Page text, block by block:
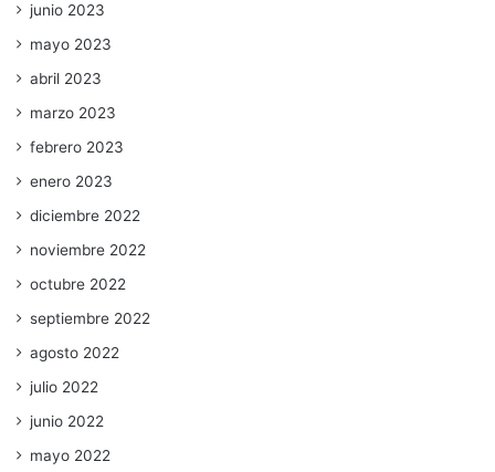
junio 2023
mayo 2023
abril 2023
marzo 2023
febrero 2023
enero 2023
diciembre 2022
noviembre 2022
octubre 2022
septiembre 2022
agosto 2022
julio 2022
junio 2022
mayo 2022